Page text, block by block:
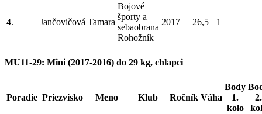
4. Jančovičová Tamara
Bojové
športy a
sebaobrana
Rohožník
2017 26,5 1
MU11-29: Mini (2017-2016) do 29 kg, chlapci
Poradie Priezvisko Meno Klub Ročník Váha
Body
1.
kolo
2.